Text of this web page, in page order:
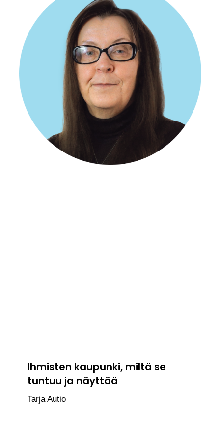
Ihmisten kaupunki, miltä se
tuntuu ja näyttää
Tarja Autio